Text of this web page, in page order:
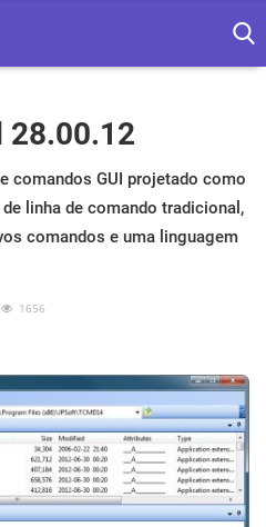
28.00.12
comandos GUI projetado como
linha de comando tradicional,
comandos e uma linguagem
1656